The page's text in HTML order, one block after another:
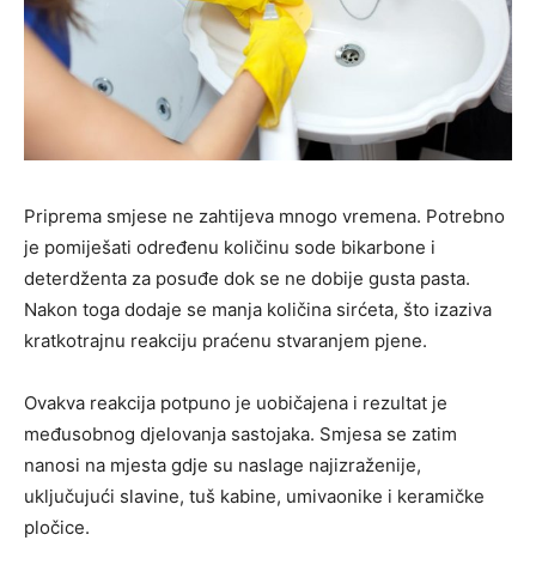
Priprema smjese ne zahtijeva mnogo vremena. Potrebno
je pomiješati određenu količinu sode bikarbone i
deterdženta za posuđe dok se ne dobije gusta pasta.
Nakon toga dodaje se manja količina sirćeta, što izaziva
kratkotrajnu reakciju praćenu stvaranjem pjene.
Ovakva reakcija potpuno je uobičajena i rezultat je
međusobnog djelovanja sastojaka. Smjesa se zatim
nanosi na mjesta gdje su naslage najizraženije,
uključujući slavine, tuš kabine, umivaonike i keramičke
pločice.